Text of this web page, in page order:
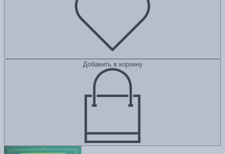
Добавить в корзину